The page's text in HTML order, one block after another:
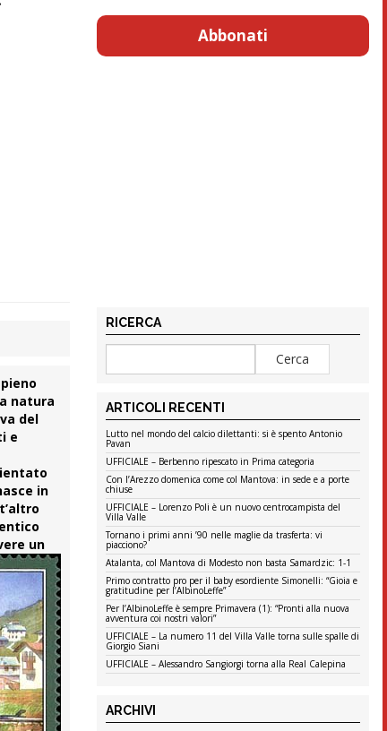
natura
del
e
in
un
Abbonati
RICERCA
ARTICOLI RECENTI
Lutto nel mondo del calcio dilettanti: si è spento Antonio
Pavan
UFFICIALE – Berbenno ripescato in Prima categoria
Con l’Arezzo domenica come col Mantova: in sede e a porte
chiuse
UFFICIALE – Lorenzo Poli è un nuovo centrocampista del
Villa Valle
Tornano i primi anni ’90 nelle maglie da trasferta: vi
piacciono?
Atalanta, col Mantova di Modesto non basta Samardzic: 1-1
Primo contratto pro per il baby esordiente Simonelli: “Gioia e
gratitudine per l’AlbinoLeffe”
Per l’AlbinoLeffe è sempre Primavera (1): “Pronti alla nuova
avventura coi nostri valori”
UFFICIALE – La numero 11 del Villa Valle torna sulle spalle di
Giorgio Siani
UFFICIALE – Alessandro Sangiorgi torna alla Real Calepina
ARCHIVI